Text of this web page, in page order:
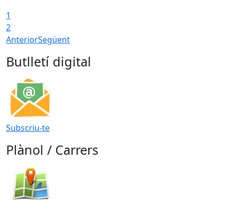
1
2
AnteriorSegüent
Butlletí digital
Subscriu-te
Plànol / Carrers